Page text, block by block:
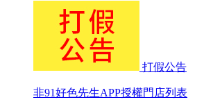
打假公告
非91好色先生APP授權門店列表